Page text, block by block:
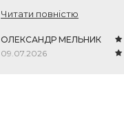
контури, і з цим засобом це
ніж зі звичайною піною —
гель прозорий, тому все
Читати повністю
ОЛЕКСАНДР МЕЛЬНИК
09.07.2026